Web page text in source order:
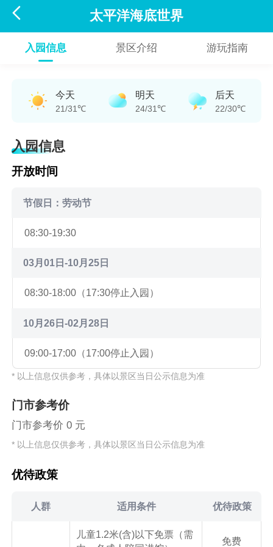
 太平洋海底世界
入园信息 景区介绍 游玩指南
今天
21/31℃
明天
24/31℃
后天
22/30℃
入园信息
开放时间
节假日：劳动节
08:30-19:30
03月01日-10月25日
08:30-18:00（17:30停止入园）
10月26日-02月28日
09:00-17:00（17:00停止入园）
* 以上信息仅供参考，具体以景区当日公示信息为准
门市参考价
门市参考价 0 元
* 以上信息仅供参考，具体以景区当日公示信息为准
优待政策
人群 适用条件 优待政策
儿童1.2米(含)以下免票（需
免费